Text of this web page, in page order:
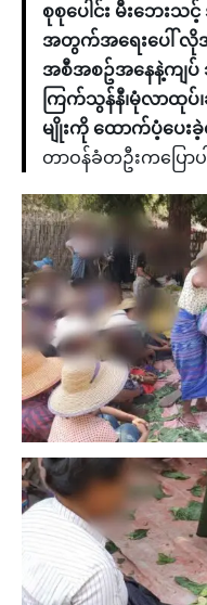
စုစုပေါင်း မီးဘေးသ
အတွက်အရေးပေါ် လိုအ
အစီအစဥ်အနေနဲ့ကျပ်
ကြက်သွန်နီ၊မုံလာထုပ်၊
မျိုးကို ထောက်ပံ့ပေး
တာဝန်ခံတဦးကပြော